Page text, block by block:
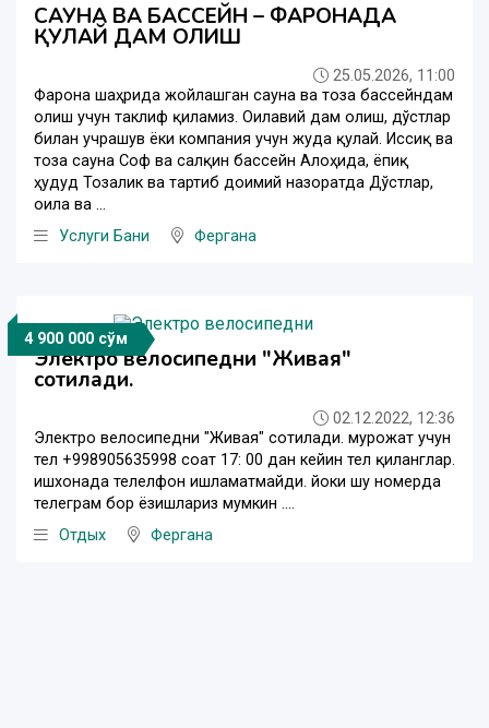
САУНА ВА БАССЕЙН – ФАРҒОНАДА
ҚУЛАЙ ДАМ ОЛИШ
25.05.2026, 11:00
Фарғона шаҳрида жойлашган сауна ва тоза бассейндам
олиш учун таклиф қиламиз. Оилавий дам олиш, дўстлар
билан учрашув ёки компания учун жуда қулай. Иссиқ ва
тоза сауна Соф ва салқин бассейн Алоҳида, ёпиқ
ҳудуд Тозалик ва тартиб доимий назоратда Дўстлар,
оила ва ...
Услуги Бани
Фергана
4 900 000 сўм
Электро велосипедни "Живая"
сотилади.
02.12.2022, 12:36
Электро велосипедни "Живая" сотилади. мурожат учун
тел +998905635998 соат 17: 00 дан кейин тел қиланглар.
ишхонада телелфон ишламатмайди. йоки шу номерда
телеграм бор ёзишлариз мумкин ....
Отдых
Фергана